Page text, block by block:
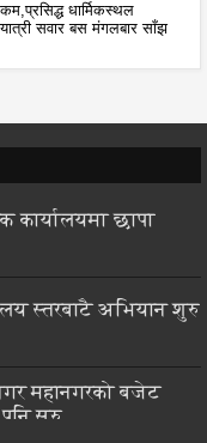
धार्मिकस्थल
सवार बस मंगलबार साँझ
छापा
स्तरबाटै अभियान शुरु
महानगरको बजेट
पनि सुरु